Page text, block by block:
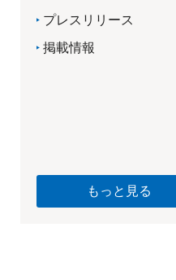
プレスリリース
掲載情報
もっと見る